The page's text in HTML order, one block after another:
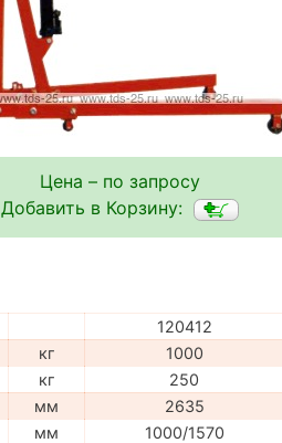
Цена – по запросу
Добавить в Корзину:
120412
кг
1000
кг
250
мм
2635
мм
1000/1570